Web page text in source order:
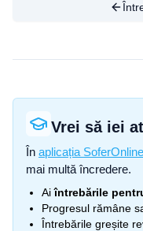
Vrei să iei
În aplicația SoferOnline
mai multă încredere.
Aiîntrebările
Progresul rămâne
Întrebările greșite